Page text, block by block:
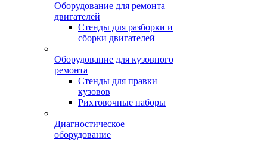
Оборудование для ремонта
двигателей
Стенды для разборки и
сборки двигателей
Оборудование для кузовного
ремонта
Стенды для правки
кузовов
Рихтовочные наборы
Диагностическое
оборудование